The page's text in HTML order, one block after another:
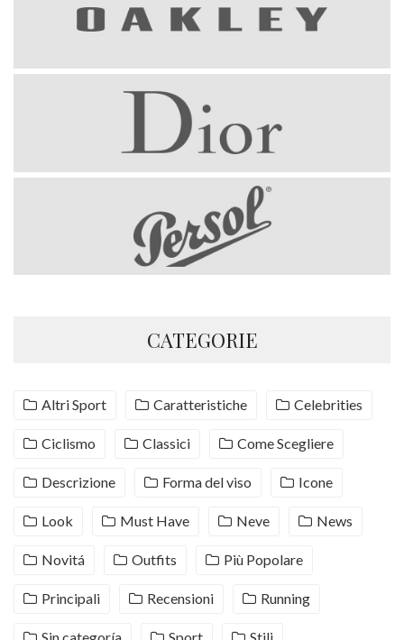
CATEGORIE
Altri Sport Caratteristiche Celebrities
Ciclismo Classici Come Scegliere
Descrizione Forma del viso Icone
Look Must Have Neve News
Novitá Outfits Più Popolare
Principali Recensioni Running